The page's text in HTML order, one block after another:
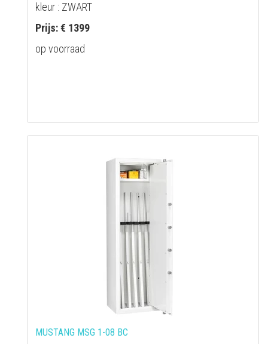
kleur : ZWART
Prijs: € 1399
op voorraad
MUSTANG MSG 1-08 BC